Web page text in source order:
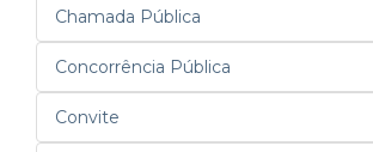
Chamada Pública
Concorrência Pública
Convite